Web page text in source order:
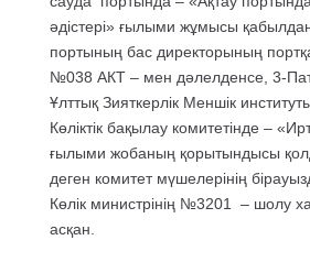
әдістері» ғылыми жұмысы
портының бас директорының портқа
№038 АКТ – мен дәлелденсе, 3-
Ұлттық Зияткерлік Меншік
Көліктік бақылау комитетінде –
ғылыми жобаның қорытындысы
деген комитет мүшелерінің
Көлік министрінің №3201 – шолу
асқан.